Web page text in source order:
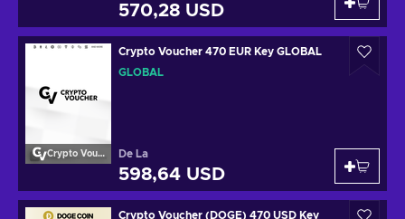
570,28 USD
Crypto Voucher
Crypto Voucher 470 EUR Key GLOBAL
GLOBAL
De La
598,64 USD
Crypto Voucher (DOGE) 470 USD Key